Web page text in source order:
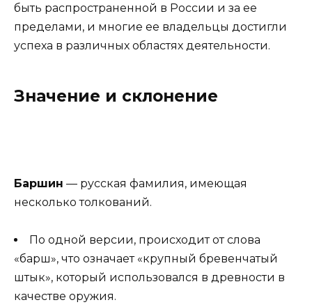
быть распространенной в России и за ее
пределами, и многие ее владельцы достигли
успеха в различных областях деятельности.
Значение и склонение
Баршин — русская фамилия, имеющая
несколько толкований.
По одной версии, происходит от слова
«барш», что означает «крупный бревенчатый
штык», который использовался в древности в
качестве оружия.